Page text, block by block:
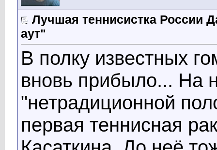
Лучшая теннисистка России
аут"
В полку известных
вновь прибыло... На
"нетрадиционной
первая теннисная